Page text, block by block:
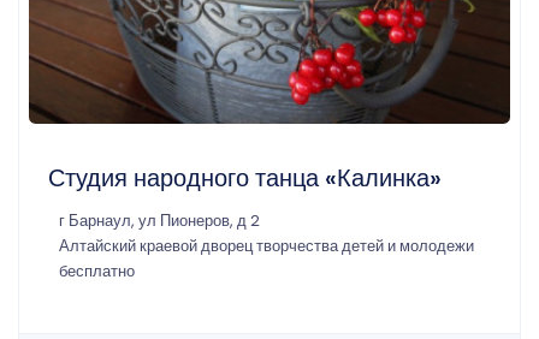
Студия народного танца «Калинка»
г Барнаул, ул Пионеров, д 2
Алтайский краевой дворец творчества детей и молодежи
бесплатно